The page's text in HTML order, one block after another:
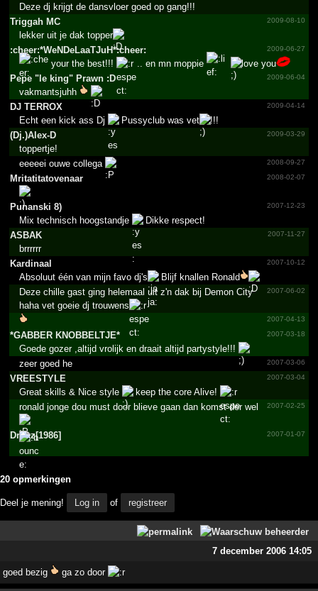
Deze dj krijgt de dansvloer goed op gang!!!
Triggah MC
2009-08-10
lekker uit je dak topper
:cheer:*­WeNDeL­aaTJuH­*­:cheer:
2009-06-27
your the best!!! .. en mn moppie
love you
Pepe "­le king"­ Prawn :D
2009-06-04
vakmantsjuhh
DJ TERROX
2009-04-14
Echt een kick ass Dj Pussyclub was vet
!!!
(Dj.)Alex-D
2009-03-29
toppertje!
2008-09-27
eeeeei ouwe collega
Mritat­itatov­enaar
2008-02-07
Punanski 8) 2007-12-23
Mix technisch hoogstandje
Dikke respect!
ASBAK
2007-11-27
brrrrrr
Kardinaal
2007-10-12
Absoluut één van mijn favo dj's Blijf knallen Ronald
2007-06-02
Deze chille gast ging helemaal uit z'n dak bij Demon City
haha vet goeie dj trouwens
2007-04-13
*­GABBER KNOBBELTJE*­ 2007-03-18
Goede gozer ,altijd vrolijk en draait altijd partystyle!!!
2007-03-06
zeer goed he
VREESTYLE
2007-03-04
Great skills & Nice style keep the core Alive!
2007-02-25
ronald jonge dou must door blieve gaan dan komst der wel
Drokz[1986] 2007-01-07
20 opmerkingen
Deel je mening! Log in of registreer
7 december 2006 14:05
goed bezig ga zo door